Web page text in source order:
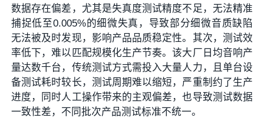
数据存在偏差，尤其是失真度测试精度不足，无法精准
捕捉低至0.005%的细微失真，导致部分细微音质缺陷
无法被及时发现，影响产品品质稳定性。其次，测试效
率低下，难以匹配规模化生产节奏。该大厂日均音响产
量达数千台，传统测试方式需投入大量人力，且单台设
备测试耗时较长，测试周期难以缩短，严重制约了生产
进度，同时人工操作带来的主观偏差，也导致测试数据
一致性差，不同批次产品测试标准不统一。